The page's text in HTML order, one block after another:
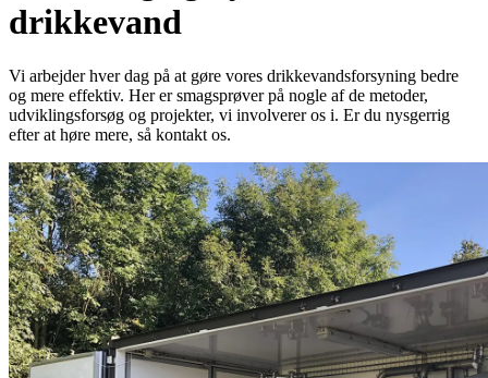
drikkevand
Vi arbejder hver dag på at gøre vores drikkevandsforsyning bedre
og mere effektiv. Her er smagsprøver på nogle af de metoder,
udviklingsforsøg og projekter, vi involverer os i. Er du nysgerrig
efter at høre mere, så kontakt os.